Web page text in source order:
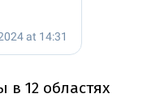
12 областях